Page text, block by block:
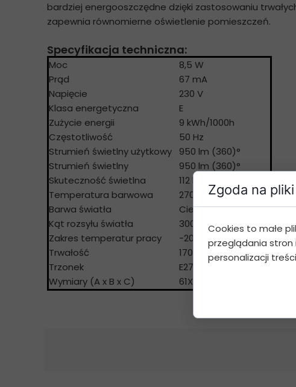
bardziej energooszczędne dzięki zastosowaniu
zapewnia równomierne oświetlenie pomieszczeń.
Specyfikacja techniczna:
Moc
8,5 W
Prąd
67 mA
Napięcie
230 V
Klasa energetyczna
E
Zużycie energii
9 kWh/1000h
Częstotliwość
50 Hz
Strumień świetlny użytkowy 950 lm (360)°
Strumień świetlny
950 lm (360)°
Skuteczność świetlna
112 lm/W
Temperatura barwowa
2700K lub 4000K
Barwa światła
Ciepła lub neutralna
Kąt rozsyłu światła
300 °
Zakres temperatur pracy
-20/+40 °C
Trwałość
17000 h
Trzonek
E27
Wymiary (A x B x C)
61X107 [mm]
Zgoda na
Cookies to małe
przeglądania stron
personalizacji